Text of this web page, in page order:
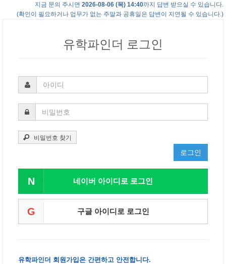
지금 문의 주시면 2026-08-06 (목) 14:40까지 답변 받으실 수 있습니다.
(확인이 필요하거나 업무가 없는 주말과 공휴일은 답변이 지연될 수 있습니다.)
유학파인더 로그인
비밀번호 찾기
로그인
N 네이버 아이디로 로그인
G 구글 아이디로 로그인
유학파인더 회원가입은 간편하고 안전합니다.